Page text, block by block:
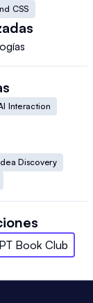
CSS
Interaction
Discovery
Book Club